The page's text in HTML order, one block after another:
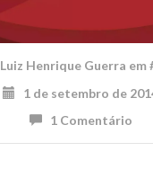
Luiz Henrique Guerra em
1 de setembro de
1 Comentário